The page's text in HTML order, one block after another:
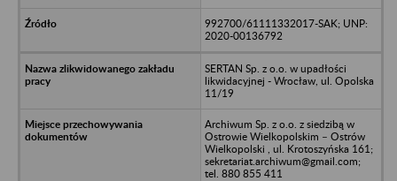
992700/61111332017-SAK; UNP:
2020-00136792
SERTAN Sp. z o.o. w upadłości
likwidacyjnej - Wrocław, ul. Opolska
11/19
Archiwum Sp. z o.o. z siedzibą w
Ostrowie Wielkopolskim – Ostrów
Wielkopolski , ul. Krotoszyńska 161;
sekretariat.archiwum@gmail.com;
tel. 880 855 411